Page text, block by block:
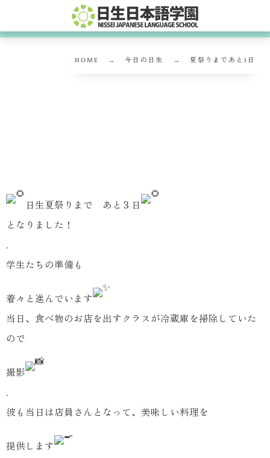
HOME 今日の日生 夏祭りまであと3日
日生夏祭りまで あと３日
となりました！
.
学生たちの準備も
着々と進んでいます
当日、食べ物のお店を出すクラスが冷蔵庫を掃除していた
ので
撮影
.
彼も当日は店員さんとなって、美味しい料理を
提供します